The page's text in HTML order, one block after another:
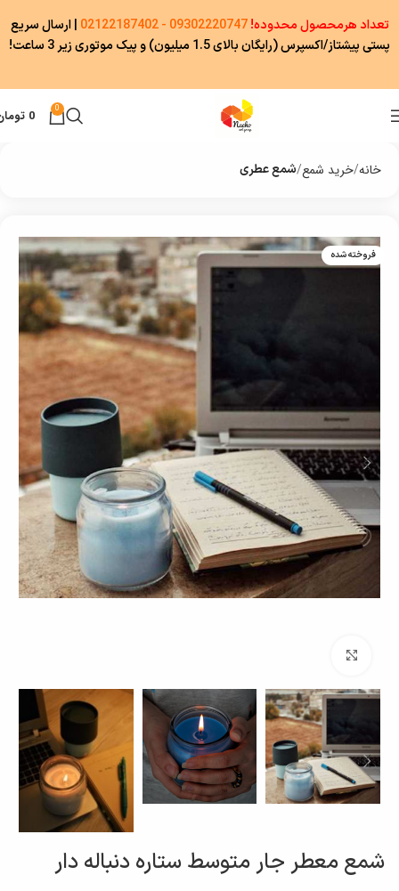
0
0
خانه خرید شمع شمع عطری
فروخته شده
شمع معطر جار متوسط ستاره دنباله دار
تعداد هرمحصول محدوده!09302220747 - 02122187402
|ارسال سریع
پستی پیشتاز/اکسپرس (رایگان بالای 1.5 میلیون) و پیک موتوری زیر 3 ساعت!